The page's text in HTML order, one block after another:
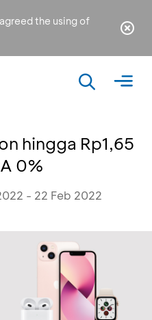
the using of
hingga Rp1,65
0%
- 22 Feb 2022